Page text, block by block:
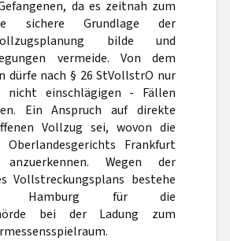
da es zeitnah zum
sichere Grundlage der
bilde und
vermeide. Von dem
dürfe nach § 26 StVollstrO nur
einschlägigen - Fällen
Ein Anspruch auf direkte
Vollzug sei, wovon die
Oberlandesgerichts Frankfurt
Wegen der
Vollstreckungsplans bestehe
Hamburg für die
bei der Ladung zum